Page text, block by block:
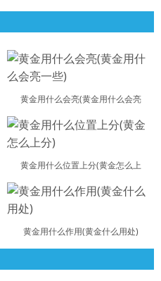
黄金用什么会亮(黄金用什么会亮
黄金用什么位置上分(黄金怎么上
黄金用什么作用(黄金什么用处)